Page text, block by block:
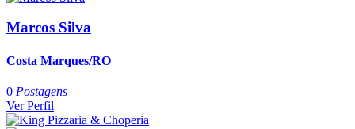
Marcos Silva
Costa Marques/RO
0 Postagens
Ver Perfil